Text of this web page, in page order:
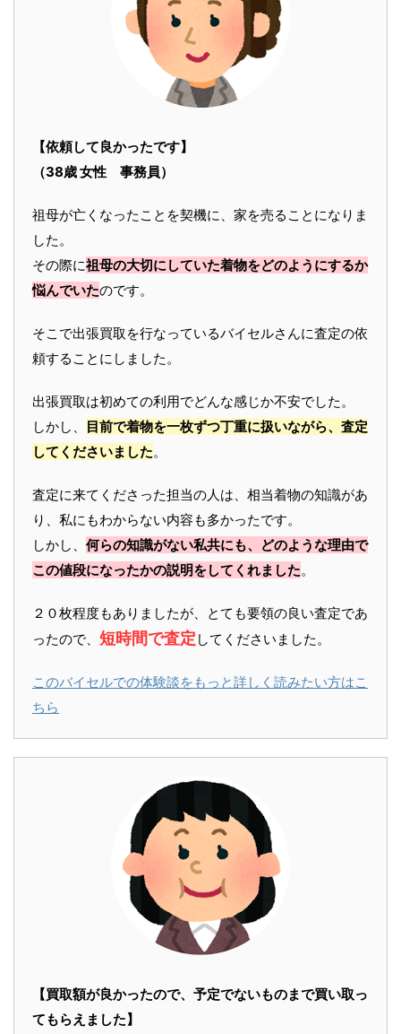
【依頼して良かったです】
（38歳 女性 事務員）
祖母が亡くなったことを契機に、家を売ることになりま
した。
その際に祖母の大切にしていた着物をどのようにするか
悩んでいたのです。
そこで出張買取を行なっているバイセルさんに査定の依
頼することにしました。
出張買取は初めての利用でどんな感じか不安でした。
しかし、
目前で着物を一枚ずつ丁重に扱いながら、査定
してくださいました。
査定に来てくださった担当の人は、相当着物の知識があ
り、私にもわからない内容も多かったです。
しかし、 何らの知識がない私共にも、どのような理由で
この値段になったかの説明をしてくれました。
２０枚程度もありましたが、とても要領の良い査定であ
ったので、 短時間で査定 してくださいました。
このバイセルでの体験談をもっと詳しく読みたい方はこ
ちら
【買取額が良かったので、予定でないものまで買い取っ
てもらえました】